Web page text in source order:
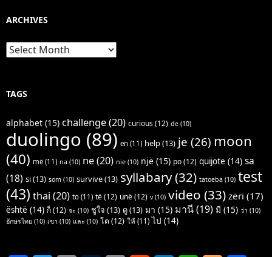
ARCHIVES
Archives
TAGS
alphabet (15) challenge(20) curious(12) de (10)
duolingo (89) en (11) help(13) je (26) moon
(40) më (11) na (10) ne(20) nie (10) një (15) po(12) quijote (14) sa
(18) si(13) som (10) survive(13) syllabary(32) tatoeba (10) test
(43) thai (20) to (11) të(12) unë(12) v(10) video (33) zëri (17)
është (14) ก็(12) จะ (10) ชูใจ (13) ดู(13) มา (15) มานี(19) มี (15) ว่า (10)
อักษรไทย (10) เขา (10) และ (10) โต (12) ให้ (11) ไป (14)